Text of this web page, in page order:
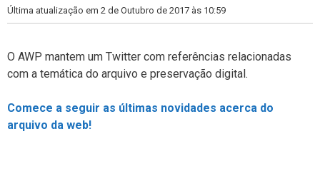
i
a
Última atualização em 2 de Outubro de 2017 às 10:59
O AWP mantem um Twitter com referências relacionadas
com a temática do arquivo e preservação digital.
Comece a seguir as últimas novidades acerca do
arquivo da web!